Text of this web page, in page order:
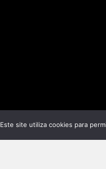
Este site utiliza cookies para